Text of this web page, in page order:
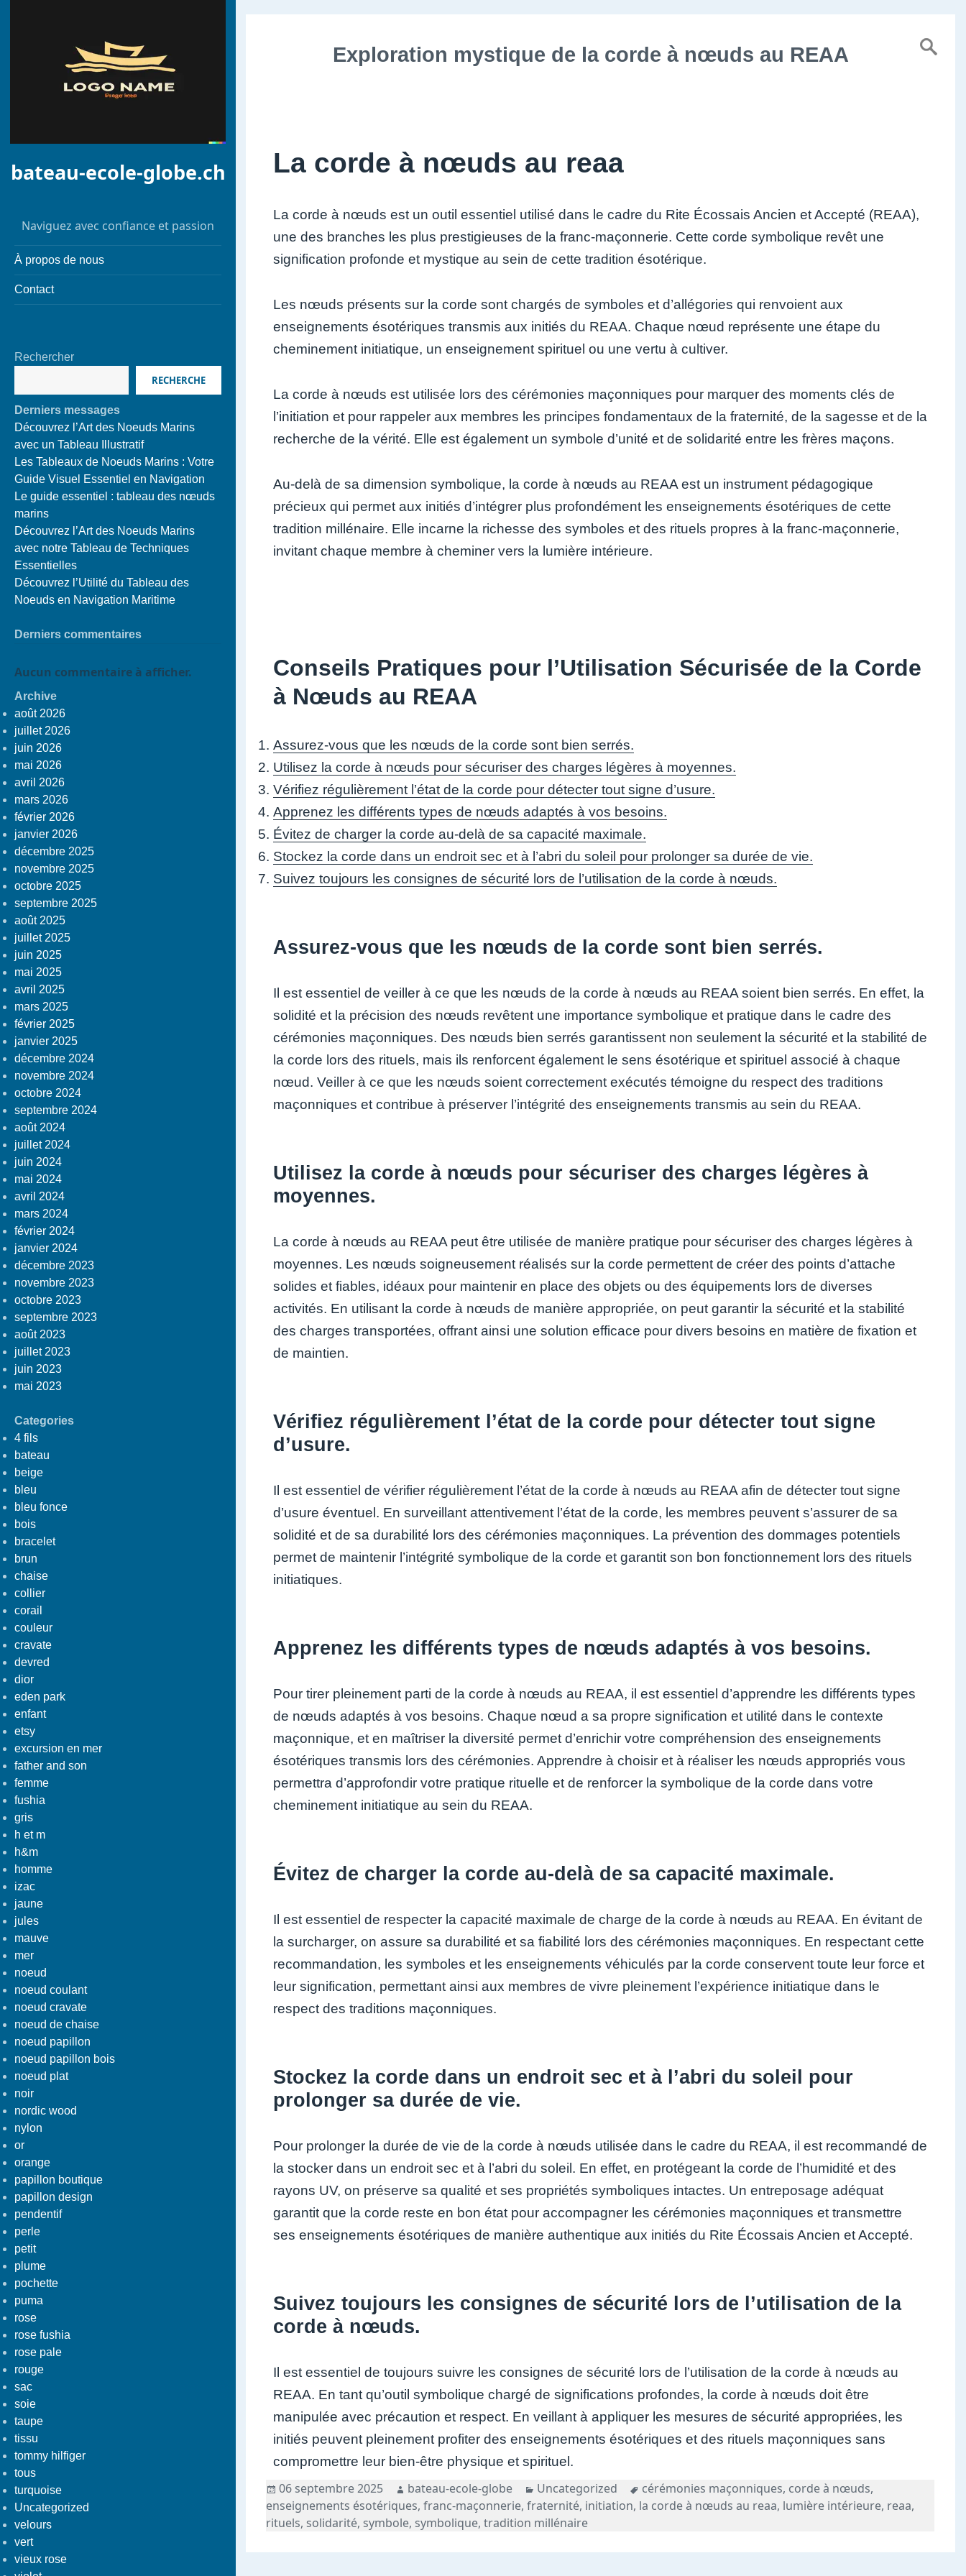
bateau-ecole-globe.ch
Naviguez avec confiance et passion
À propos de nous
Contact
Rechercher
RECHERCHE
Derniers messages
Découvrez l’Art des Noeuds Marins
avec un Tableau Illustratif
Les Tableaux de Noeuds Marins : Votre
Guide Visuel Essentiel en Navigation
Le guide essentiel : tableau des nœuds
marins
Découvrez l’Art des Noeuds Marins
avec notre Tableau de Techniques
Essentielles
Découvrez l’Utilité du Tableau des
Noeuds en Navigation Maritime
Derniers commentaires
Aucun commentaire à afficher.
Archive
août 2026
juillet 2026
juin 2026
mai 2026
avril 2026
mars 2026
février 2026
janvier 2026
décembre 2025
novembre 2025
octobre 2025
septembre 2025
août 2025
juillet 2025
juin 2025
mai 2025
avril 2025
mars 2025
février 2025
janvier 2025
décembre 2024
novembre 2024
octobre 2024
septembre 2024
août 2024
juillet 2024
juin 2024
mai 2024
avril 2024
mars 2024
février 2024
janvier 2024
décembre 2023
novembre 2023
octobre 2023
septembre 2023
août 2023
juillet 2023
juin 2023
mai 2023
Categories
4 fils
bateau
beige
bleu
bleu fonce
bois
bracelet
brun
chaise
collier
corail
couleur
cravate
devred
dior
eden park
enfant
etsy
excursion en mer
father and son
femme
fushia
gris
h et m
h&m
homme
izac
jaune
jules
mauve
mer
noeud
noeud coulant
noeud cravate
noeud de chaise
noeud papillon
noeud papillon bois
noeud plat
noir
nordic wood
nylon
or
orange
papillon boutique
papillon design
pendentif
perle
petit
plume
pochette
puma
rose
rose fushia
rose pale
rouge
sac
soie
taupe
tissu
tommy hilfiger
tous
turquoise
Uncategorized
velours
vert
vieux rose
Exploration mystique de la corde à nœuds au REAA
La corde à nœuds au reaa
La corde à nœuds est un outil essentiel utilisé dans le cadre du Rite Écossais Ancien et Accepté (REAA),
une des branches les plus prestigieuses de la franc-maçonnerie. Cette corde symbolique revêt une
signification profonde et mystique au sein de cette tradition ésotérique.
Les nœuds présents sur la corde sont chargés de symboles et d’allégories qui renvoient aux
enseignements ésotériques transmis aux initiés du REAA. Chaque nœud représente une étape du
cheminement initiatique, un enseignement spirituel ou une vertu à cultiver.
La corde à nœuds est utilisée lors des cérémonies maçonniques pour marquer des moments clés de
l’initiation et pour rappeler aux membres les principes fondamentaux de la fraternité, de la sagesse et de la
recherche de la vérité. Elle est également un symbole d’unité et de solidarité entre les frères maçons.
Au-delà de sa dimension symbolique, la corde à nœuds au REAA est un instrument pédagogique
précieux qui permet aux initiés d’intégrer plus profondément les enseignements ésotériques de cette
tradition millénaire. Elle incarne la richesse des symboles et des rituels propres à la franc-maçonnerie,
invitant chaque membre à cheminer vers la lumière intérieure.
Conseils Pratiques pour l’Utilisation Sécurisée de la Corde
à Nœuds au REAA
Assurez-vous que les nœuds de la corde sont bien serrés.
Utilisez la corde à nœuds pour sécuriser des charges légères à moyennes.
Vérifiez régulièrement l’état de la corde pour détecter tout signe d’usure.
Apprenez les différents types de nœuds adaptés à vos besoins.
Évitez de charger la corde au-delà de sa capacité maximale.
Stockez la corde dans un endroit sec et à l’abri du soleil pour prolonger sa durée de vie.
Suivez toujours les consignes de sécurité lors de l’utilisation de la corde à nœuds.
Assurez-vous que les nœuds de la corde sont bien serrés.
Il est essentiel de veiller à ce que les nœuds de la corde à nœuds au REAA soient bien serrés. En effet, la
solidité et la précision des nœuds revêtent une importance symbolique et pratique dans le cadre des
cérémonies maçonniques. Des nœuds bien serrés garantissent non seulement la sécurité et la stabilité de
la corde lors des rituels, mais ils renforcent également le sens ésotérique et spirituel associé à chaque
nœud. Veiller à ce que les nœuds soient correctement exécutés témoigne du respect des traditions
maçonniques et contribue à préserver l’intégrité des enseignements transmis au sein du REAA.
Utilisez la corde à nœuds pour sécuriser des charges légères à
moyennes.
La corde à nœuds au REAA peut être utilisée de manière pratique pour sécuriser des charges légères à
moyennes. Les nœuds soigneusement réalisés sur la corde permettent de créer des points d’attache
solides et fiables, idéaux pour maintenir en place des objets ou des équipements lors de diverses
activités. En utilisant la corde à nœuds de manière appropriée, on peut garantir la sécurité et la stabilité
des charges transportées, offrant ainsi une solution efficace pour divers besoins en matière de fixation et
de maintien.
Vérifiez régulièrement l’état de la corde pour détecter tout signe
d’usure.
Il est essentiel de vérifier régulièrement l’état de la corde à nœuds au REAA afin de détecter tout signe
d’usure éventuel. En surveillant attentivement l’état de la corde, les membres peuvent s’assurer de sa
solidité et de sa durabilité lors des cérémonies maçonniques. La prévention des dommages potentiels
permet de maintenir l’intégrité symbolique de la corde et garantit son bon fonctionnement lors des rituels
initiatiques.
Apprenez les différents types de nœuds adaptés à vos besoins.
Pour tirer pleinement parti de la corde à nœuds au REAA, il est essentiel d’apprendre les différents types
de nœuds adaptés à vos besoins. Chaque nœud a sa propre signification et utilité dans le contexte
maçonnique, et en maîtriser la diversité permet d’enrichir votre compréhension des enseignements
ésotériques transmis lors des cérémonies. Apprendre à choisir et à réaliser les nœuds appropriés vous
permettra d’approfondir votre pratique rituelle et de renforcer la symbolique de la corde dans votre
cheminement initiatique au sein du REAA.
Évitez de charger la corde au-delà de sa capacité maximale.
Il est essentiel de respecter la capacité maximale de charge de la corde à nœuds au REAA. En évitant de
la surcharger, on assure sa durabilité et sa fiabilité lors des cérémonies maçonniques. En respectant cette
recommandation, les symboles et les enseignements véhiculés par la corde conservent toute leur force et
leur signification, permettant ainsi aux membres de vivre pleinement l’expérience initiatique dans le
respect des traditions maçonniques.
Stockez la corde dans un endroit sec et à l’abri du soleil pour
prolonger sa durée de vie.
Pour prolonger la durée de vie de la corde à nœuds utilisée dans le cadre du REAA, il est recommandé de
la stocker dans un endroit sec et à l’abri du soleil. En effet, en protégeant la corde de l’humidité et des
rayons UV, on préserve sa qualité et ses propriétés symboliques intactes. Un entreposage adéquat
garantit que la corde reste en bon état pour accompagner les cérémonies maçonniques et transmettre
ses enseignements ésotériques de manière authentique aux initiés du Rite Écossais Ancien et Accepté.
Suivez toujours les consignes de sécurité lors de l’utilisation de la
corde à nœuds.
Il est essentiel de toujours suivre les consignes de sécurité lors de l’utilisation de la corde à nœuds au
REAA. En tant qu’outil symbolique chargé de significations profondes, la corde à nœuds doit être
manipulée avec précaution et respect. En veillant à appliquer les mesures de sécurité appropriées, les
initiés peuvent pleinement profiter des enseignements ésotériques et des rituels maçonniques sans
compromettre leur bien-être physique et spirituel.
Publié
le
06 septembre 2025 Auteur
bateau-ecole-globe Catégories
Uncategorized Tags
cérémonies maçonniques, corde à nœuds,
enseignements ésotériques,franc-maçonnerie,fraternité, initiation, la corde à nœuds au reaa, lumière intérieure, reaa,
rituels, solidarité, symbole, symbolique,tradition millénaire